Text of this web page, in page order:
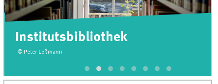
Institutsbibliothek
© Peter Leßmann